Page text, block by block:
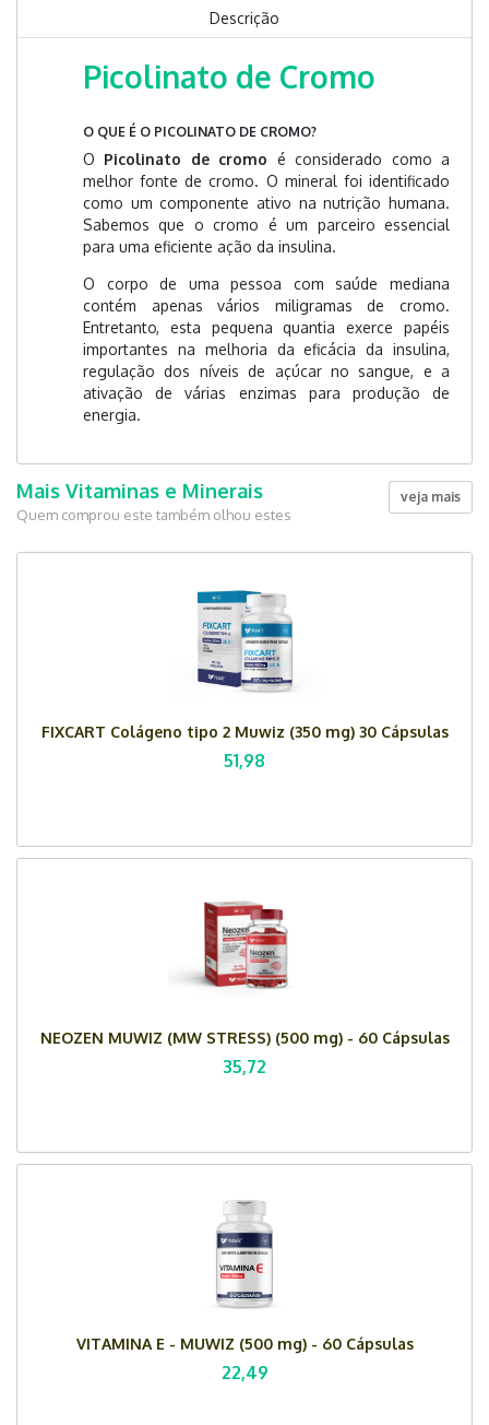
Descrição
Picolinato de Cromo
O QUE É O PICOLINATO DE CROMO?
O Picolinato de cromo é considerado como a
melhor fonte de cromo. O mineral foi identificado
como um componente ativo na nutrição humana.
Sabemos que o cromo é um parceiro essencial
para uma eficiente ação da insulina.
O corpo de uma pessoa com saúde mediana
contém apenas vários miligramas de cromo.
Entretanto, esta pequena quantia exerce papéis
importantes na melhoria da eficácia da insulina,
regulação dos níveis de açúcar no sangue, e a
ativação de várias enzimas para produção de
energia.
veja mais
Mais Vitaminas e Minerais
Quem comprou este também olhou estes
FIXCART Colágeno tipo 2 Muwiz (350 mg) 30 Cápsulas
51,98
NEOZEN MUWIZ (MW STRESS) (500 mg) - 60 Cápsulas
35,72
VITAMINA E - MUWIZ (500 mg) - 60 Cápsulas
22,49